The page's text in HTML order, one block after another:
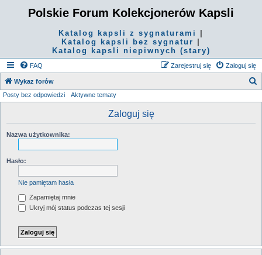
Polskie Forum Kolekcjonerów Kapsli
Katalog kapsli z sygnaturami
Katalog kapsli bez sygnatur
Katalog kapsli niepiwnych (stary)
FAQ Zaloguj się
Zarejestruj się
Wykaz forów
Posty bez odpowiedzi Aktywne tematy
Zaloguj się
Nazwa użytkownika:
Hasło:
Nie pamiętam hasła
Zapamiętaj mnie
Ukryj mój status podczas tej sesji